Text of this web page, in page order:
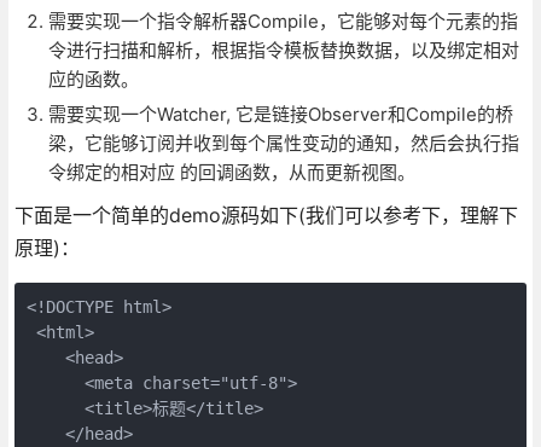
需要实现一个指令解析器Compile，它能够对每个元素的指
令进行扫描和解析，根据指令模板替换数据，以及绑定相对
应的函数。
需要实现一个Watcher, 它是链接Observer和Compile的桥
梁，它能够订阅并收到每个属性变动的通知，然后会执行指
令绑定的相对应 的回调函数，从而更新视图。
下面是一个简单的demo源码如下(我们可以参考下，理解下
原理)：
<!DOCTYPE html>
<html>
    <head>
      <meta charset="utf-8">
      <title>标题</title>
    </head>